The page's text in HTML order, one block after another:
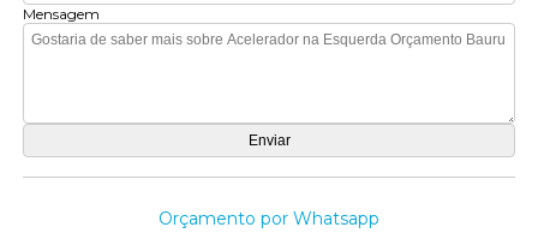
Mensagem
Orçamento por Whatsapp